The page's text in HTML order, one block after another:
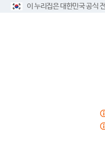
이 누리집은 대한민국 공식